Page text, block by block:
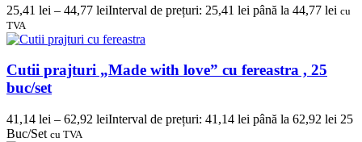
25,41 lei – 44,77 leiInterval de prețuri: 25,41 lei până la 44,77 lei cu
TVA
Cutii prajturi „Made with love” cu fereastra , 25
buc/set
41,14 lei – 62,92 leiInterval de prețuri: 41,14 lei până la 62,92 lei 25
Buc/Set cu TVA